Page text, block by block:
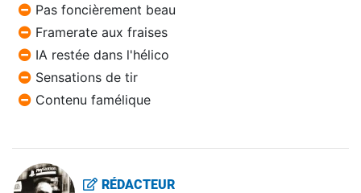
Pas foncièrement beau
Framerate aux fraises
IA restée dans l'hélico
Sensations de tir
Contenu famélique
RÉDACTEUR